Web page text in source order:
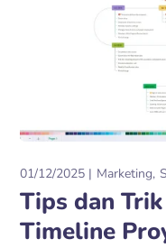
01/12/2025 Marketing
Tips dan
Timeline